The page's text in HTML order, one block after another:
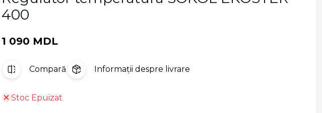
400
1 090 MDL
Compară Informații despre livrare
Stoc Epuizat